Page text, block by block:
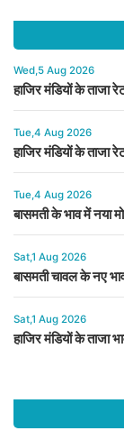
Wed,5 Aug 2026
हाजिर मंडियों के ताजा
Tue,4 Aug 2026
हाजिर मंडियों के ताजा
Tue,4 Aug 2026
बासमती के भाव में नया
Sat,1 Aug 2026
बासमती चावल के नए
Sat,1 Aug 2026
हाजिर मंडियों के ताजा